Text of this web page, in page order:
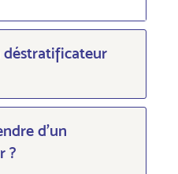
déstratificateur
d’un
?